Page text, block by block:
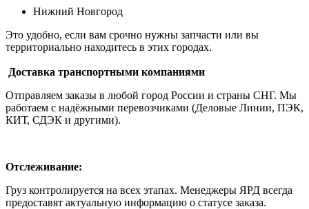
Нижний Новгород
Это удобно, если вам срочно нужны запчасти или вы
территориально находитесь в этих городах.
Доставка транспортными компаниями
Отправляем заказы в любой город России и страны СНГ. Мы
работаем с надёжными перевозчиками (Деловые Линии, ПЭК,
КИТ, СДЭК и другими).
Отслеживание:
Груз контролируется на всех этапах. Менеджеры ЯРД всегда
предоставят актуальную информацию о статусе заказа.